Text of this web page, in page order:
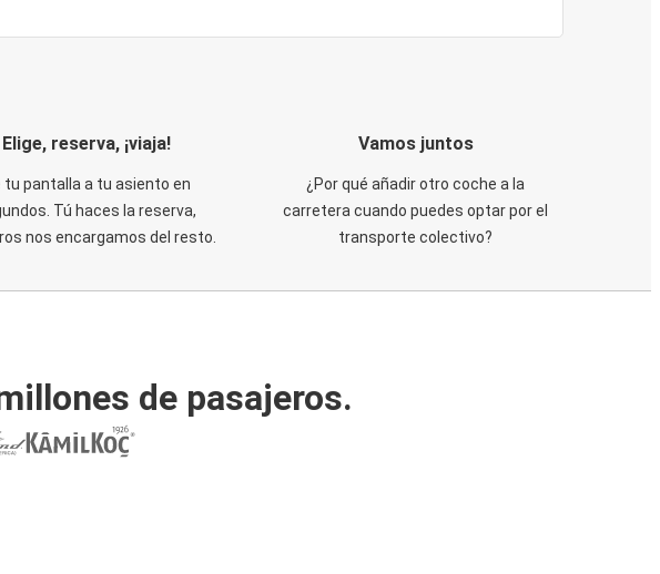
Elige, reserva, ¡viaja!
tu pantalla a tu asiento en
Tú haces la reserva,
nos encargamos del resto.
Vamos juntos
¿Por qué añadir otro coche a la
carretera cuando puedes optar por el
transporte colectivo?
de pasajeros.